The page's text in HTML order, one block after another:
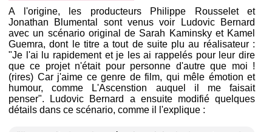
A l'origine, les producteurs Philippe Rousselet et
Jonathan Blumental sont venus voir Ludovic Bernard
avec un scénario original de Sarah Kaminsky et Kamel
Guemra, dont le titre a tout de suite plu au réalisateur :
"Je l'ai lu rapidement et je les ai rappelés pour leur dire
que ce projet n'était pour personne d'autre que moi !
(rires) Car j'aime ce genre de film, qui mêle émotion et
humour, comme L'Ascenstion auquel il me faisait
penser". Ludovic Bernard a ensuite modifié quelques
détails dans ce scénario, comme il l'explique :